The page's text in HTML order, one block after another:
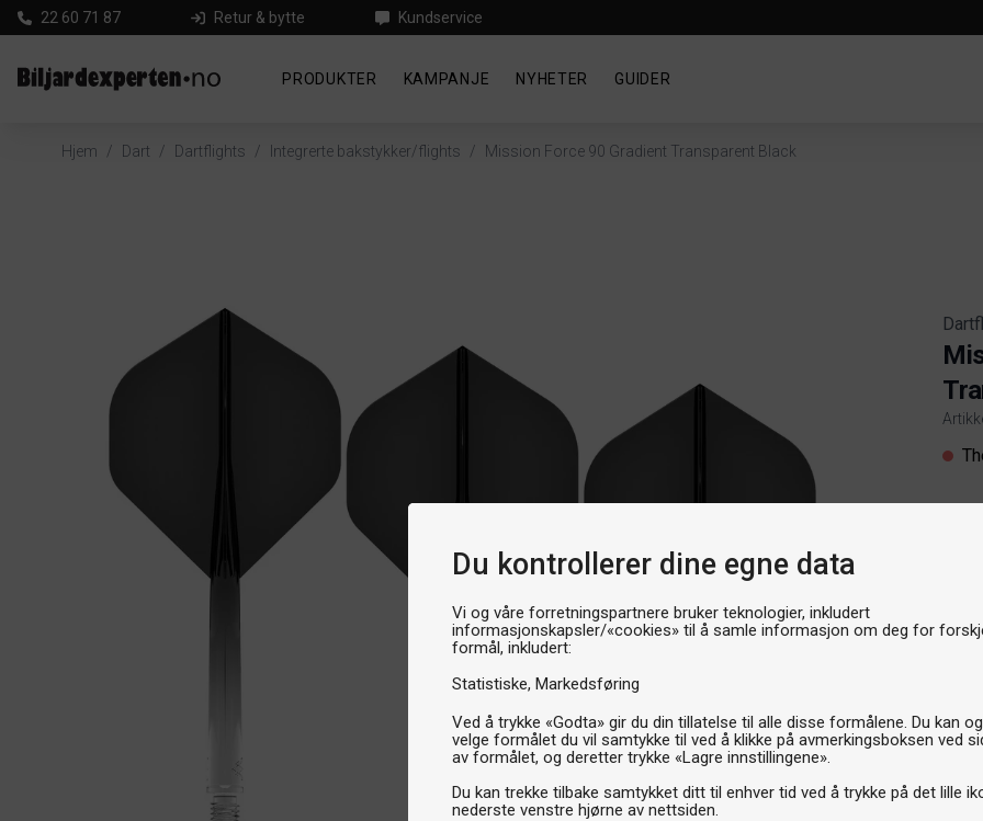
Du kontrollerer dine egne data
Vi og våre forretningspartnere bruker teknologier, inkludert
informasjonskapsler/«cookies» til å samle informasjon om deg for
formål, inkludert:
Statistiske Markedsføring
Ved å trykke «Godta» gir du din tillatelse til alle disse formålene. Du kan
velge formålet du vil samtykke til ved å klikke på avmerkingsboksen ved
av formålet, og deretter trykke «Lagre innstillingene».
Du kan trekke tilbake samtykket ditt til enhver tid ved å trykke på det lille
nederste venstre hjørne av nettsiden.
22 60 71 87 Retur & bytte Kundservice
PRODUKTER KAMPANJE NYHETER GUIDER
Hjem / Dart / Dartflights / Integrerte bakstykker/flights / Mission Force 90 Gradient Transparent Black